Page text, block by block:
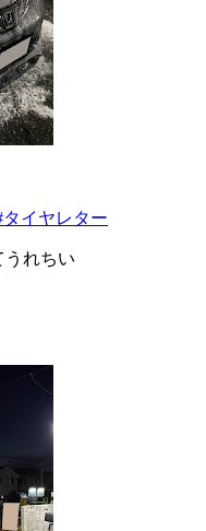
タイヤレター
うれちい